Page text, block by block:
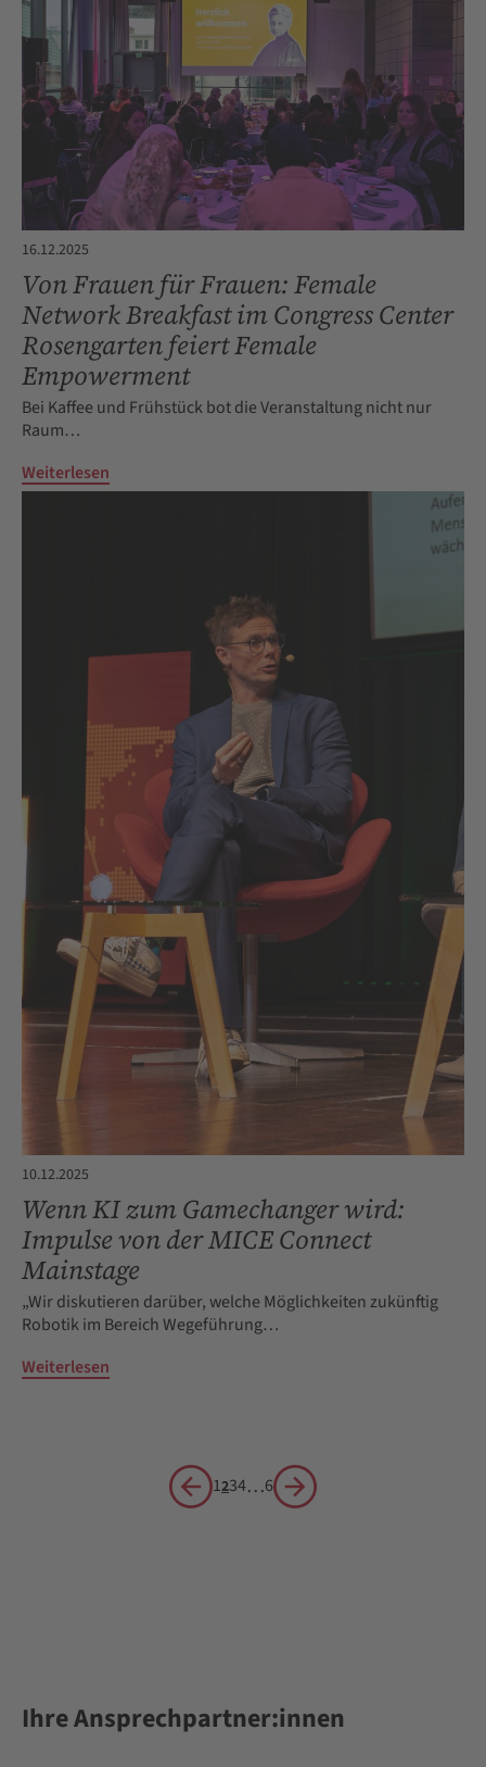
16.12.2025
Von Frauen für Frauen: Female
Network Breakfast im Congress Center
Rosengarten feiert Female
Empowerment
Bei Kaffee und Frühstück bot die Veranstaltung nicht nur
Raum…
Weiterlesen
10.12.2025
Wenn KI zum Gamechanger wird:
Impulse von der MICE Connect
Mainstage
„Wir diskutieren darüber, welche Möglichkeiten zukünftig
Robotik im Bereich Wegeführung…
Weiterlesen
1234…6
Ihre Ansprechpartner:innen